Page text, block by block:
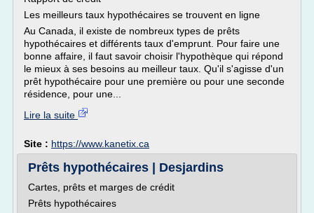
Les meilleurs taux hypothécaires se trouvent en ligne
Au Canada, il existe de nombreux types de prêts
hypothécaires et différents taux d'emprunt. Pour faire une
bonne affaire, il faut savoir choisir l'hypothèque qui répond
le mieux à ses besoins au meilleur taux. Qu'il s'agisse d'un
prêt hypothécaire pour une première ou pour une seconde
résidence, pour une...
Lire la suite
Site : https://www.kanetix.ca
Prêts hypothécaires | Desjardins
Cartes, prêts et marges de crédit
Prêts hypothécaires